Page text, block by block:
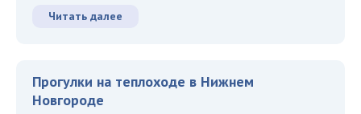
Читать далее
Прогулки на теплоходе в Нижнем
Новгороде